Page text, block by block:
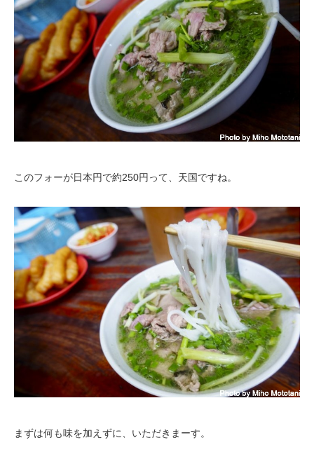
このフォーが日本円で約250円って、天国ですね。
まずは何も味を加えずに、いただきまーす。